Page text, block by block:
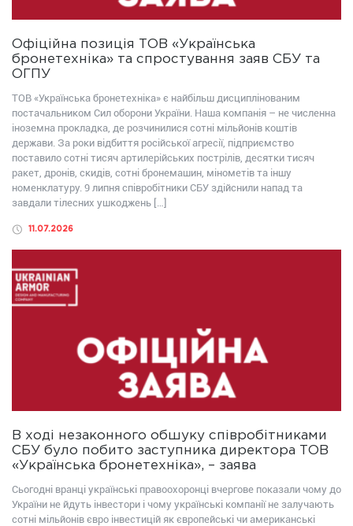
Офіційна позиція ТОВ «Українська
бронетехніка» та спростування заяв СБУ та
ОГПУ
ТОВ «Українська бронетехніка» є найбільш дисциплінованим
постачальником Сил оборони України. Наша компанія – не численна
іноземна прокладка, де розчинилися сотні мільйонів коштів
держави. За роки відбиття російської агресії, підприємство
поставило сотні тисяч артилерійських пострілів, десятки тисяч
ракет, дронів, скидів, сотні бронемашин, мінометів та іншу
номенклатуру. 9 липня співробітники СБУ здійснили напад та
завдали тілесних ушкоджень […]
11.07.2026
В ході незаконного обшуку співробітниками
СБУ було побито заступника директора ТОВ
«Українська бронетехніка», – заява
Сьогодні вранці українські правоохоронці вчергове показали чому до
України не йдуть інвестори і чому українські компанії не залучають
сотні мільйонів євро інвестицій як європейські чи американські